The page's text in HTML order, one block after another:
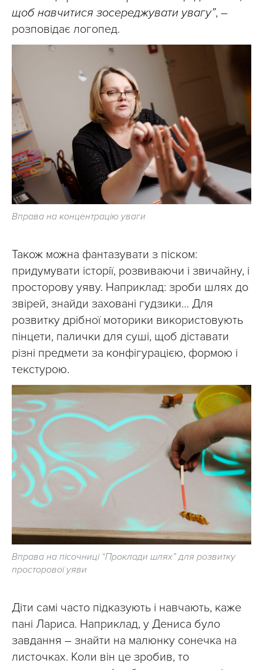
щоб навчитися зосереджувати увагу”, –
розповідає логопед.
Вправа на концентрацію уваги
Також можна фантазувати з піском:
придумувати історії, розвиваючи і звичайну, і
просторову уяву. Наприклад: зроби шлях до
звірей, знайди заховані гудзики… Для
розвитку дрібної моторики використовують
пінцети, палички для суші, щоб діставати
різні предмети за конфігурацією, формою і
текстурою.
Вправа на пісочниці “Проклади шлях” для розвитку
просторової уяви
Діти самі часто підказують і навчають, каже
пані Лариса. Наприклад, у Дениса було
завдання – знайти на малюнку сонечка на
листочках. Коли він це зробив, то